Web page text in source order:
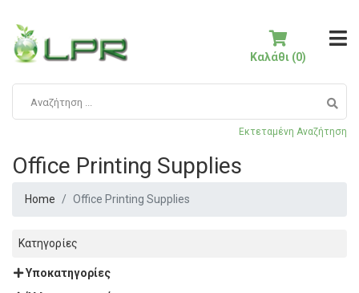
Εκτεταμένη Αναζήτηση
Καλάθι (0)
Office Printing Supplies
Home Office Printing Supplies
Κατηγορίες
Υποκατηγορίες